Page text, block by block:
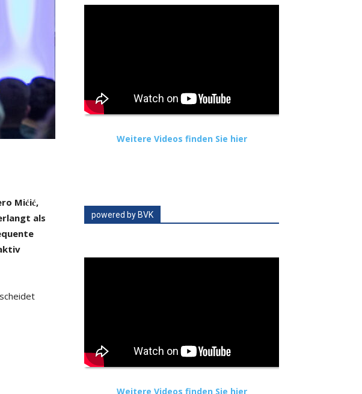
Mićić,
als
Weitere Videos finden Sie hier
powered by BVK
Weitere Videos finden Sie hier